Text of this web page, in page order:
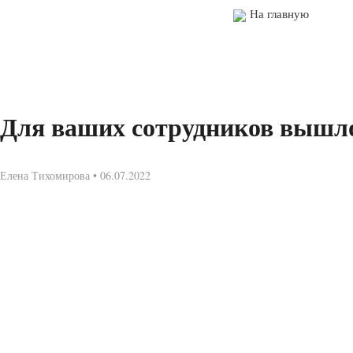
На главную
Для ваших сотрудников
Елена Тихомирова • 06.07.2022